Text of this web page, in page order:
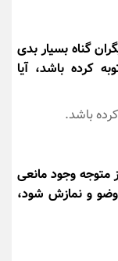
گناه بسیار بدی
کرده باشد، آیا
باشد.
متوجه وجود مانعی
و نمازش شود،